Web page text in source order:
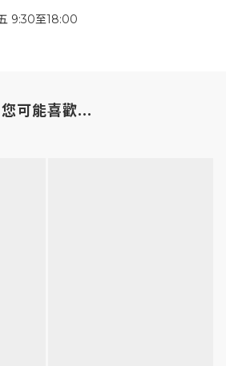
9:30至18:00
您可能喜歡...